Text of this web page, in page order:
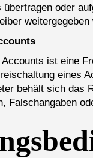
oder
weitergegeben
ist eine
eines
behält sich das
Falschangaben